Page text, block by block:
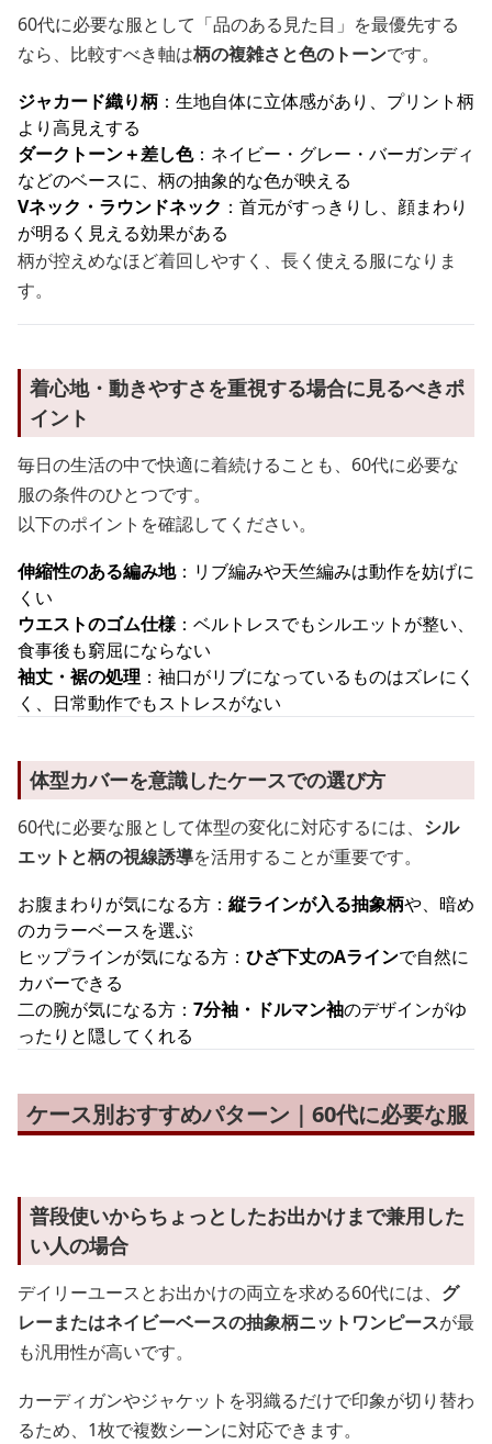
60代に必要な服として「品のある見た目」を最優先する
なら、比較すべき軸は柄の複雑さと色のトーンです。
ジャカード織り柄 ：生地自体に立体感があり、プリント柄
より高見えする
ダークトーン＋差し色：ネイビー・グレー・バーガンディ
などのベースに、柄の抽象的な色が映える
Vネック・ラウンドネック ：首元がすっきりし、顔まわり
が明るく見える効果がある
柄が控えめなほど着回しやすく、長く使える服になりま
す。
着心地・動きやすさを重視する場合に見るべきポ
イント
毎日の生活の中で快適に着続けることも、60代に必要な
服の条件のひとつです。
以下のポイントを確認してください。
伸縮性のある編み地：リブ編みや天竺編みは動作を妨げに
くい
ウエストのゴム仕様：ベルトレスでもシルエットが整い、
食事後も窮屈にならない
袖丈・裾の処理 ：袖口がリブになっているものはズレにく
く、日常動作でもストレスがない
体型カバーを意識したケースでの選び方
60代に必要な服として体型の変化に対応するには、 シル
エットと柄の視線誘導を活用することが重要です。
お腹まわりが気になる方： 縦ラインが入る抽象柄や、暗め
のカラーベースを選ぶ
ヒップラインが気になる方： ひざ下丈のAラインで自然に
カバーできる
二の腕が気になる方： 7分袖・ドルマン袖のデザインがゆ
ったりと隠してくれる
ケース別おすすめパターン｜60代に必要な服
普段使いからちょっとしたお出かけまで兼用した
い人の場合
デイリーユースとお出かけの両立を求める60代には、 グ
レーまたはネイビーベースの抽象柄ニットワンピースが最
も汎用性が高いです。
カーディガンやジャケットを羽織るだけで印象が切り替わ
るため、1枚で複数シーンに対応できます。